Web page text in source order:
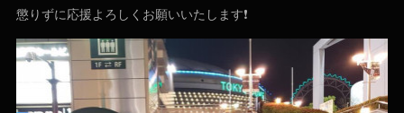
懲りずに応援よろしくお願いいたします❗